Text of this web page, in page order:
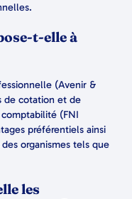
t-elle à
(Avenir &
de cotation et de
(FNI
préférentiels ainsi
organismes tels que
les